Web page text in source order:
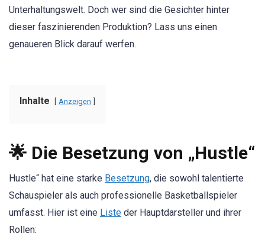
Unterhaltungswelt. Doch wer sind die Gesichter hinter
dieser faszinierenden Produktion? Lass uns einen
genaueren Blick darauf werfen.
Inhalte Anzeigen
🌟 Die Besetzung von „Hustle“
Hustle“ hat eine starke Besetzung, die sowohl talentierte
Schauspieler als auch professionelle Basketballspieler
umfasst. Hier ist eine Liste der Hauptdarsteller und ihrer
Rollen: